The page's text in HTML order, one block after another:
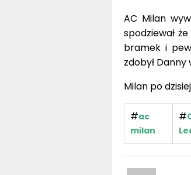
AC Milan
spodziewał
bramek i
zdobył
Milan po
#ac
milan
#